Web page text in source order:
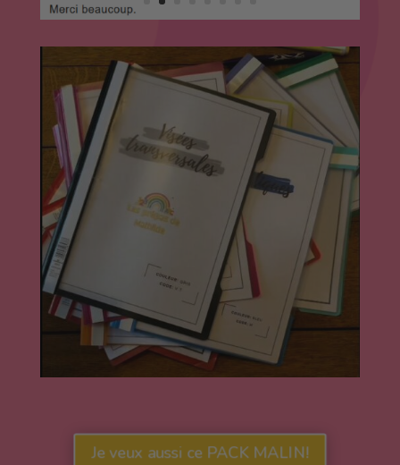
Je veux aussi ce PACK MALIN!